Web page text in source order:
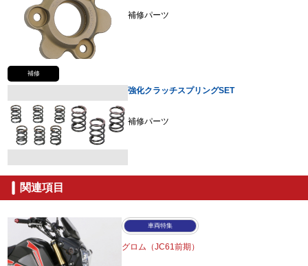
補修パーツ
補修
強化クラッチスプリングSET
補修パーツ
関連項目
車両特集
グロム（JC61前期）